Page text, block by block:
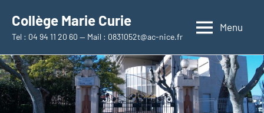
contenu
Collège Marie Curie
Tel : 04 94 11 20 60 — Mail : 0831052t@ac-nice.fr
Menu